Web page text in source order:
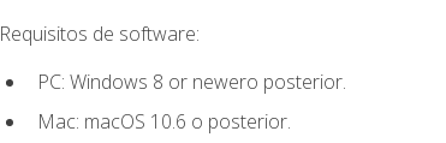
Requisitos de software:
PC: Windows 8 or newero posterior.
Mac: macOS 10.6 o posterior.